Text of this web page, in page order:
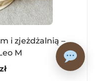
i zjeżdżalnią –
M
zł